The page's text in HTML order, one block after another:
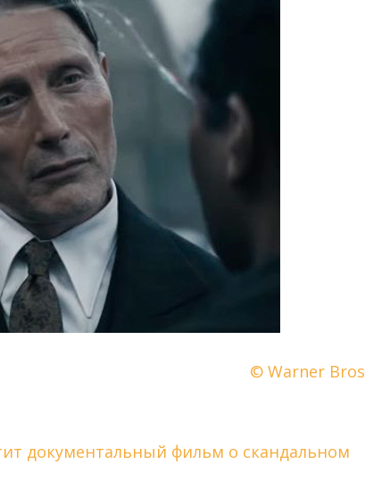
© Warner Bros
документальный фильм о скандальном